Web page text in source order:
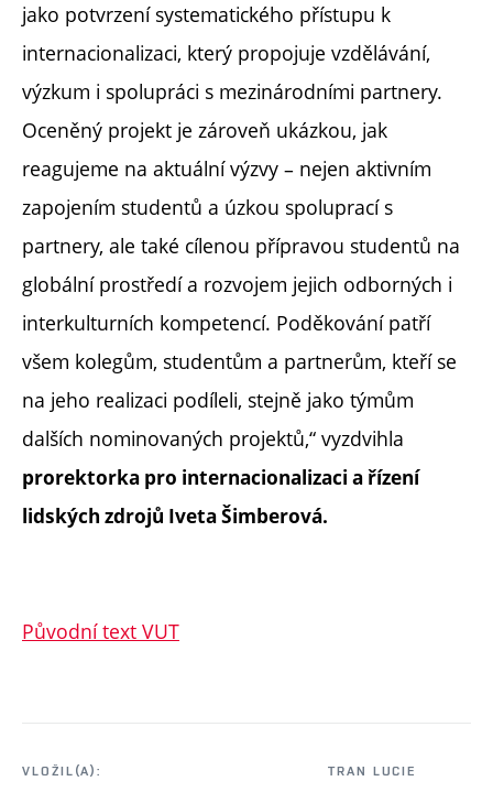
jako potvrzení systematického přístupu k
internacionalizaci, který propojuje vzdělávání,
výzkum i spolupráci s mezinárodními partnery.
Oceněný projekt je zároveň ukázkou, jak
reagujeme na aktuální výzvy – nejen aktivním
zapojením studentů a úzkou spoluprací s
partnery, ale také cílenou přípravou studentů na
globální prostředí a rozvojem jejich odborných i
interkulturních kompetencí. Poděkování patří
všem kolegům, studentům a partnerům, kteří se
na jeho realizaci podíleli, stejně jako týmům
dalších nominovaných projektů,“ vyzdvihla
prorektorka pro internacionalizaci a řízení
lidských zdrojů Iveta Šimberová.
Původní text VUT
VLOŽIL(A):
TRAN LUCIE